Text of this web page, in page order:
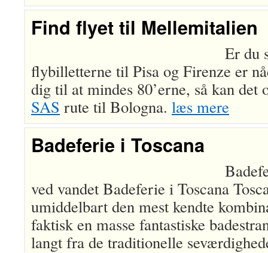
Find flyet til Mellemitalien
Er du
flybilletterne til Pisa og Firenze er
dig til at mindes 80’erne, så kan det
SAS rute til Bologna. læs mere
Badeferie i Toscana
ved vandet Badeferie i Toscana
umiddelbart den mest kendte
faktisk en masse fantastiske
langt fra de traditionelle